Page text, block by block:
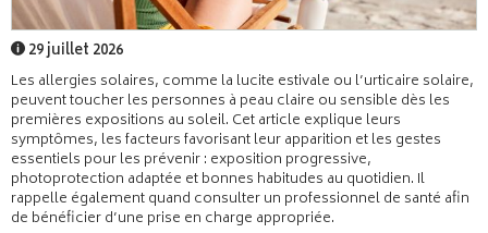
29 juillet 2026
Les allergies solaires, comme la lucite estivale ou l’urticaire solaire,
peuvent toucher les personnes à peau claire ou sensible dès les
premières expositions au soleil. Cet article explique leurs
symptômes, les facteurs favorisant leur apparition et les gestes
essentiels pour les prévenir : exposition progressive,
photoprotection adaptée et bonnes habitudes au quotidien. Il
rappelle également quand consulter un professionnel de santé afin
de bénéficier d’une prise en charge appropriée.